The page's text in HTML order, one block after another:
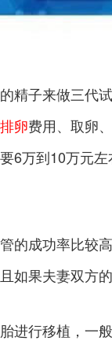
精子来做三代
卵费用、取卵
6万到10万元
的成功率比较
如果夫妻双方
进行移植，一